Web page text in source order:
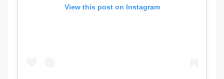
View this post on Instagram